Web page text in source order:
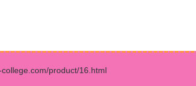
product/16.html